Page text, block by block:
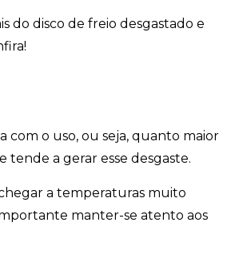
do disco de freio desgastado e
com o uso, ou seja, quanto maior
a gerar esse desgaste.
a temperaturas muito
manter-se atento aos